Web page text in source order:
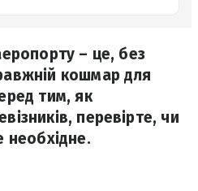
– це, без
кошмар для
тим, як
перевірте, чи
необхідне.